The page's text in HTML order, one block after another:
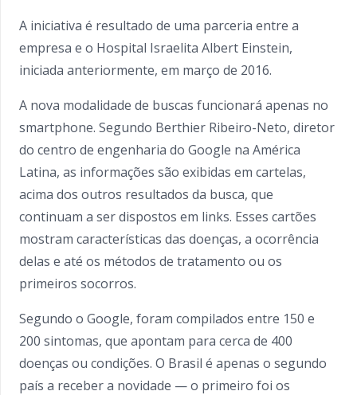
A iniciativa é resultado de uma parceria entre a
empresa e o Hospital Israelita Albert Einstein,
iniciada anteriormente, em março de 2016.
A nova modalidade de buscas funcionará apenas no
smartphone. Segundo Berthier Ribeiro-Neto, diretor
do centro de engenharia do Google na América
Latina, as informações são exibidas em cartelas,
acima dos outros resultados da busca, que
continuam a ser dispostos em links. Esses cartões
mostram características das doenças, a ocorrência
delas e até os métodos de tratamento ou os
primeiros socorros.
Segundo o Google, foram compilados entre 150 e
200 sintomas, que apontam para cerca de 400
doenças ou condições. O Brasil é apenas o segundo
país a receber a novidade — o primeiro foi os